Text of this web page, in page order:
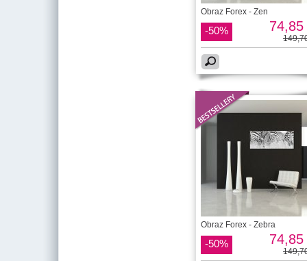
Obraz Forex - Zen
-50% 74,85
Obraz Forex - Zebra
-50% 74,85